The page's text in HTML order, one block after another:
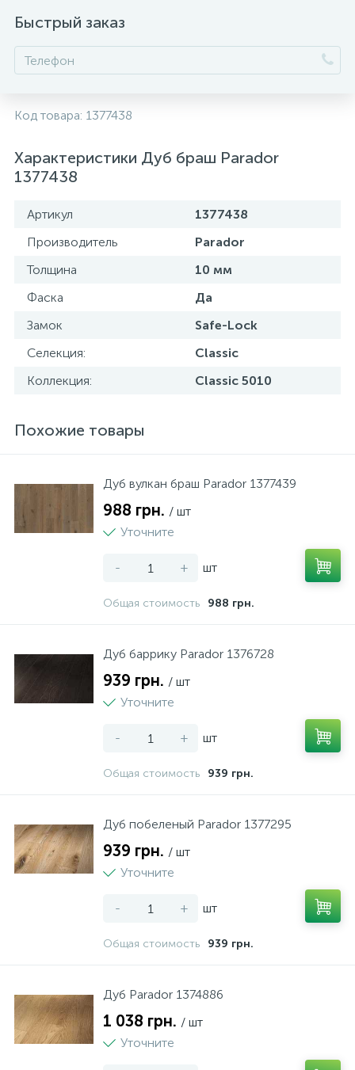
Быстрый заказ
Код товара: 1377438
Характеристики Дуб браш Parador
1377438
Артикул
1377438
Производитель
Parador
Толщина
10 мм
Фаска
Да
Замок
Safe-Lock
Селекция:
Classic
Коллекция:
Classic 5010
Похожие товары
Дуб вулкан браш Parador 1377439
988 грн. / шт
Уточните
- + шт
Общая стоимость 988 грн.
Дуб баррику Parador 1376728
939 грн. / шт
Уточните
- + шт
Общая стоимость 939 грн.
Дуб побеленый Parador 1377295
939 грн. / шт
Уточните
- + шт
Общая стоимость 939 грн.
Дуб Рarador 1374886
1 038 грн. / шт
Уточните